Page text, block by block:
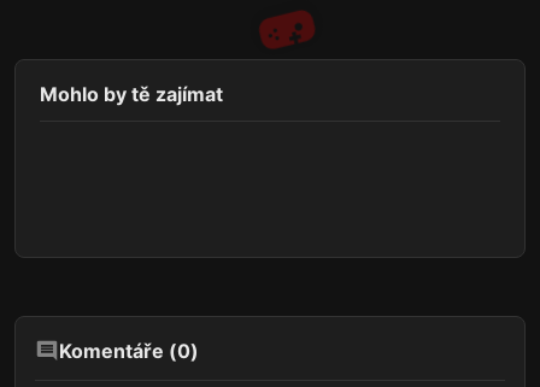
Mohlo by tě zajímat
Komentáře (0)